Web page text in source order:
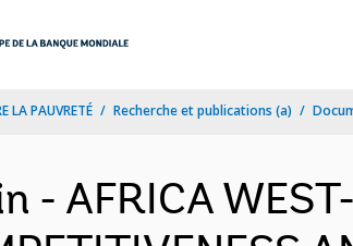
LA PAUVRETÉ Recherche et publications (a)
- AFRICA